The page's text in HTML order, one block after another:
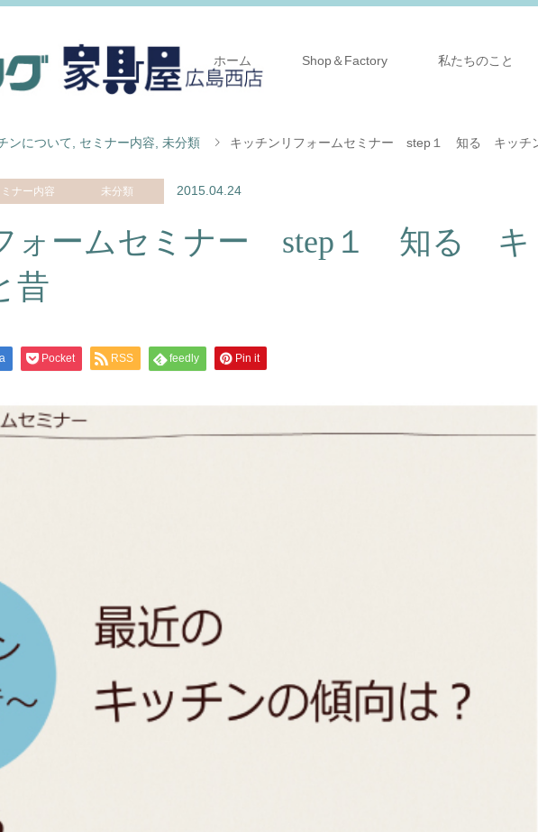
ホーム Shop＆Factory 私たちのこと
ンについて セミナー内容 未分類 キッチンリフォームセミナー step１ 知る キッチ
ナー内容 未分類 2015.04.24
ォームセミナー step１ 知る キ
昔
Pocket RSS feedly Pin it